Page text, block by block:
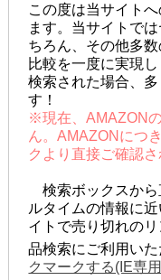
この度は当サイト
ます。当サイトで
ちろん、その他多
比較を一度に実現
検索された場合、
す！
※現在、AMAZON
ん。AMAZONにつ
クより直接ご確認
検索ボックスから
ルタイムの情報に
イトで売り切れの
品検索にご利用い
クマークする(IE専